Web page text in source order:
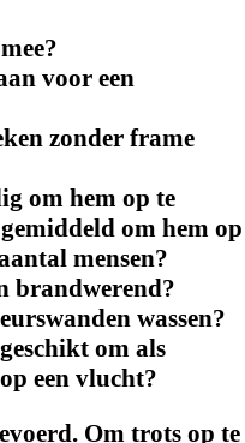
voor een
zonder frame
om hem op te
om hem op
mensen?
brandwerend?
wassen?
om als
een vlucht?
Om trots op te